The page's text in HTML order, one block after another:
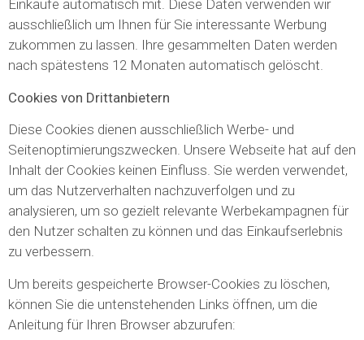
Einkäufe automatisch mit. Diese Daten verwenden wir
ausschließlich um Ihnen für Sie interessante Werbung
zukommen zu lassen. Ihre gesammelten Daten werden
nach spätestens 12 Monaten automatisch gelöscht.
Cookies von Drittanbietern
Diese Cookies dienen ausschließlich Werbe- und
Seitenoptimierungszwecken. Unsere Webseite hat auf den
Inhalt der Cookies keinen Einfluss. Sie werden verwendet,
um das Nutzerverhalten nachzuverfolgen und zu
analysieren, um so gezielt relevante Werbekampagnen für
den Nutzer schalten zu können und das Einkaufserlebnis
zu verbessern.
Um bereits gespeicherte Browser-Cookies zu löschen,
können Sie die untenstehenden Links öffnen, um die
Anleitung für Ihren Browser abzurufen: